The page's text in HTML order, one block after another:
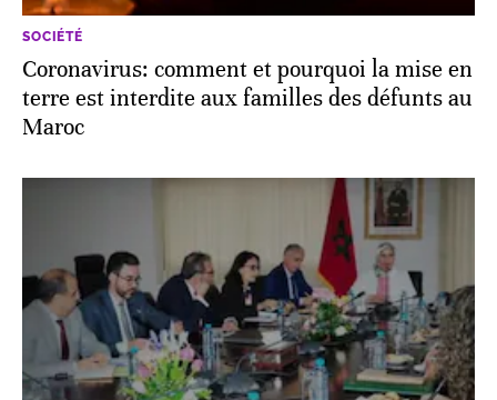
SOCIÉTÉ
Coronavirus: comment et pourquoi la mise en
terre est interdite aux familles des défunts au
Maroc